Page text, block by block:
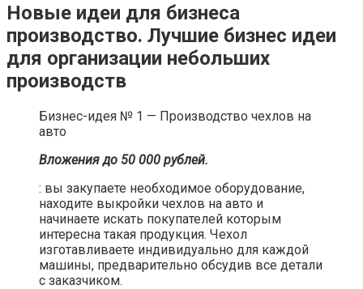
Новые идеи для бизнеса
производство. Лучшие бизнес идеи
для организации небольших
производств
Бизнес-идея № 1 — Производство чехлов на
авто​
Вложения до 50 000 рублей.
: вы закупаете необходимое оборудование,
находите выкройки чехлов на авто и
начинаете искать покупателей которым
интересна такая продукция. Чехол
изготавливаете индивидуально для каждой
машины, предварительно обсудив все детали
с заказчиком.​